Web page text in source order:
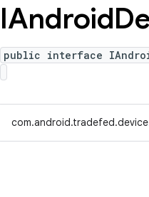
IAndroid
public interface